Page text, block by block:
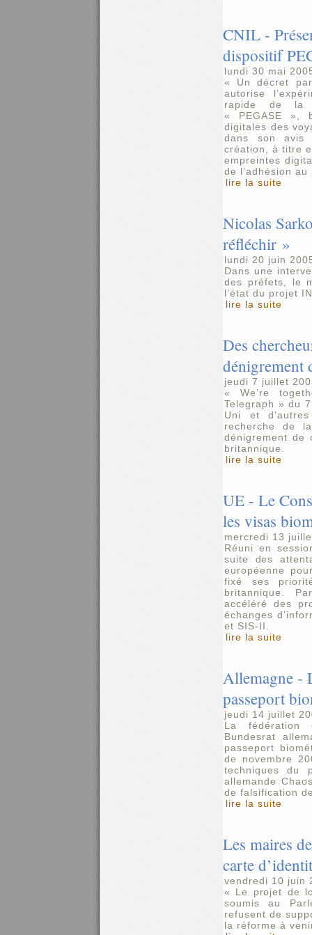
CNIL -
dispositif
lundi 30 mai
« Un décret
autorise
rapide de la
« PEGASE »,
digitales des
dans son
création, à titre
empreintes
de l’adhésion
lire la suite
Nicolas
réfléchir »
lundi 20 juin
Dans une
des préfets, le
l’état du projet
lire la suite
Des
dénigrement
jeudi 7 juillet
« We’re
Telegraph » du
Uni et
recherche de
dénigrement de
britannique.
lire la suite
UE - Le
les visas
mercredi 13
Réuni en
suite des
européenne
fixé ses
britannique.
accéléré des
échanges
et SIS-II.
lire la suite
Allemagne -
passeport
jeudi 14 juillet
La fédération
Bundesrat
passeport
de novembre
techniques du
allemande
de falsification
lire la suite
Les maires
carte
vendredi 10 juin
« Le projet de
soumis au
refusent de
la réforme à